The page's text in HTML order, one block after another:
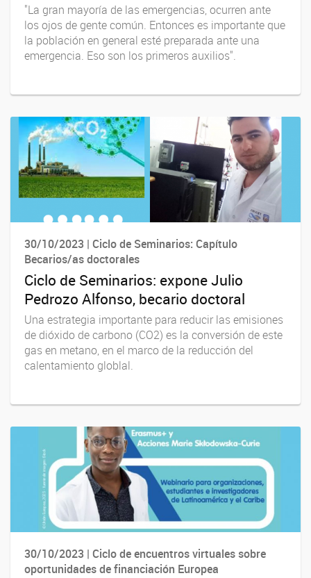
"La gran mayoría de las emergencias, ocurren ante
los ojos de gente común. Entonces es importante que
la población en general esté preparada ante una
emergencia. Eso son los primeros auxilios".
30/10/2023 | Ciclo de Seminarios: Capítulo
Becarios/as doctorales
Ciclo de Seminarios: expone Julio
Pedrozo Alfonso, becario doctoral
Una estrategia importante para reducir las emisiones
de dióxido de carbono (CO2) es la conversión de este
gas en metano, en el marco de la reducción del
calentamiento globlal.
30/10/2023 | Ciclo de encuentros virtuales sobre
oportunidades de financiación Europea